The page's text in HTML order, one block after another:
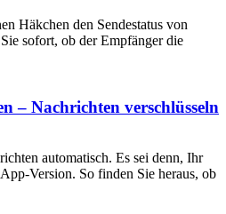
Häkchen den Sendestatus von
sofort, ob der Empfänger die
– Nachrichten verschlüsseln
automatisch. Es sei denn, Ihr
Version. So finden Sie heraus, ob